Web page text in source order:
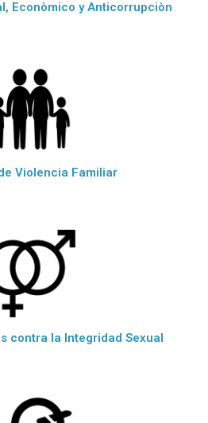
Econòmico y Anticorrupciòn
Violencia Familiar
contra la Integridad Sexual